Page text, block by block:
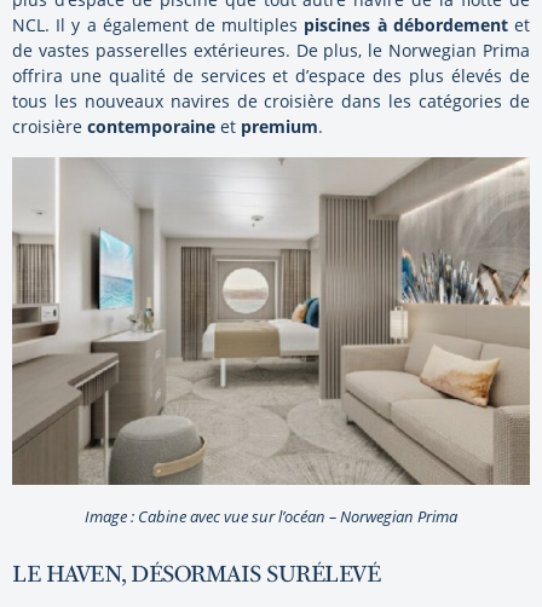
NCL. Il y a également de multiples piscines à débordementet
de vastes passerelles extérieures. De plus, le Norwegian Prima
offrira une qualité de services et d’espace des plus élevés de
tous les nouveaux navires de croisière dans les catégories de
croisière contemporaine et premium.
Image : Cabine avec vue sur l’océan – Norwegian Prima
LE HAVEN, DÉSORMAIS SURÉLEVÉ